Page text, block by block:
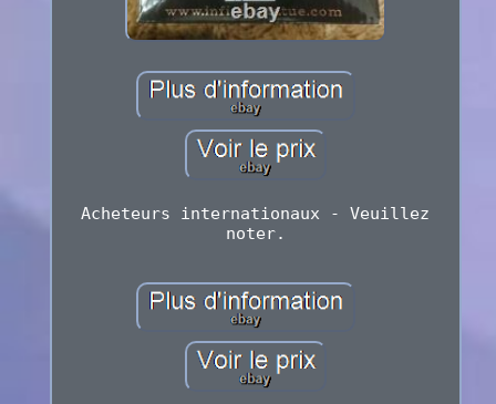
Acheteurs internationaux - Veuillez
noter.